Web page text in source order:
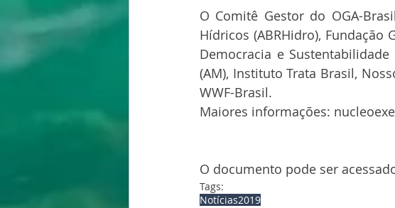
O Comitê Gestor do OGA-
Hídricos (ABRHidro), Fundação
Democracia e
(AM), Instituto Trata Brasil,
WWF-Brasil.
Maiores informações:
O documento pode ser
Tags:
Notícias2019